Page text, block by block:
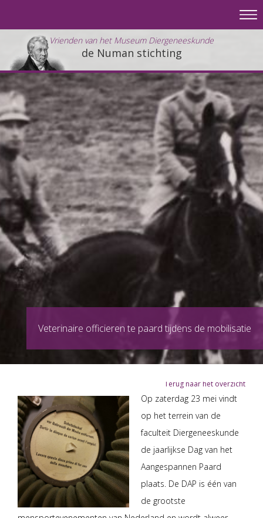
Veterinaire officieren te paard tijdens de mobilisatie
Vrienden van het Museum Diergeneeskunde
de Numan stichting
Terug naar het overzicht
Op zaterdag 23 mei vindt
op het terrein van de
faculteit Diergeneeskunde
de jaarlijkse Dag van het
Aangespannen Paard
plaats. De DAP is één van
de grootste